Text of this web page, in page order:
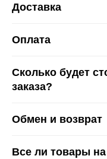
Доставка
Оплата
Сколько будет
заказа?
Обмен и возврат
Все ли товары на